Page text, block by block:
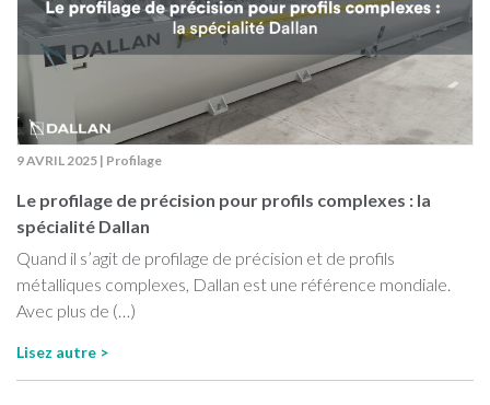
9 AVRIL 2025 | Profilage
Le profilage de précision pour profils complexes : la
spécialité Dallan
Quand il s’agit de profilage de précision et de profils
métalliques complexes, Dallan est une référence mondiale.
Avec plus de (…)
Lisez autre >